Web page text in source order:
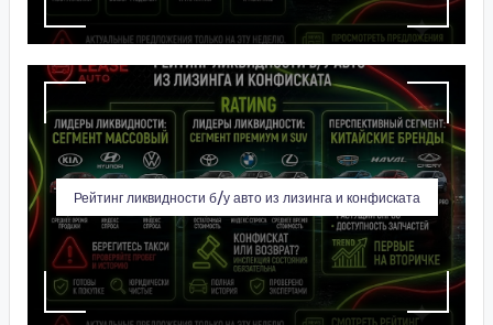
Рейтинг ликвидности б/у авто из лизинга и конфиската